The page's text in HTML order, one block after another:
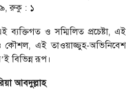
৯, রুকু : ১
ও সম্মিলিত প্রচেষ্টা, এই
ও কৌশল, এই তাওয়াজ্জুহ-অভিনিবেশ
’ই বিভিন্ন রূপ।
আবদুল্লাহ